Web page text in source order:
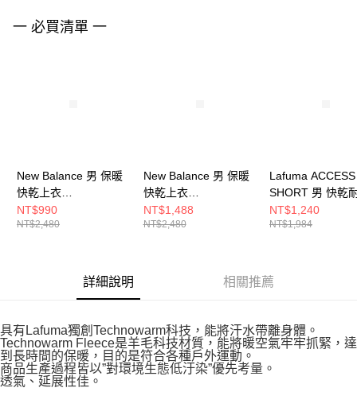
３．未成年的使用者請事先徵得法定代理人或監護人之同意方可使用
「AFTEE先享後付」，若未經同意申辦者引起之損失，本公司不負相關責
一 必買清單 一
New Balance 男 保暖
快乾上衣
MT43204AG-F
NT$990
NT$2,480
New Balance 男 保暖
快乾上衣
MT43204BK-F
NT$1,488
NT$2,480
Lafuma ACCESS
SHORT 男 快乾
褲
NT$1,240
NT$1,984
詳細說明 相關推薦
具有Lafuma獨創Technowarm科技，能將汗水帶離身體。
Technowarm Fleece是羊毛科技材質，能將暖空氣牢牢抓緊，達
到長時間的保暖，目的是符合各種戶外運動。
商品生產過程皆以”對環境生態低汙染”優先考量。
透氣、延展性佳。